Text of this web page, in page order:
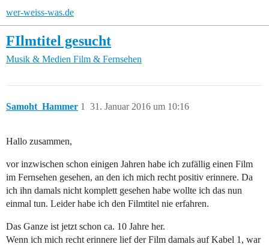
wer-weiss-was.de
FIlmtitel gesucht
Musik & Medien Film & Fernsehen
Samoht_Hammer 31. Januar 2016 um 10:16
1
Hallo zusammen,
vor inzwischen schon einigen Jahren habe ich zufällig einen Film
im Fernsehen gesehen, an den ich mich recht positiv erinnere. Da
ich ihn damals nicht komplett gesehen habe wollte ich das nun
einmal tun. Leider habe ich den Filmtitel nie erfahren.
Das Ganze ist jetzt schon ca. 10 Jahre her.
Wenn ich mich recht erinnere lief der Film damals auf Kabel 1, war